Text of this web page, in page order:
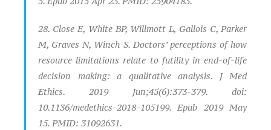
28. Close E, White BP, Willmott L, Gallois C, Parker
M, Graves N, Winch S. Doctors’ perceptions of how
resource limitations relate to futility in end-of-life
decision making: a qualitative analysis. J Med
Ethics. 2019 Jun;45(6):373-379. doi:
10.1136/medethics-2018-105199. Epub 2019 May
15. PMID: 31092631.